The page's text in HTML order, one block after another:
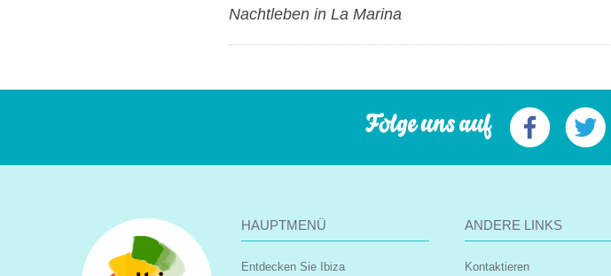
Nachtleben in La Marina
Folge uns auf
HAUPTMENÜ
Entdecken Sie Ibiza
ANDERE LINKS
Kontaktieren